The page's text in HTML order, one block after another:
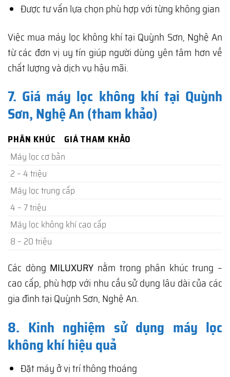
Được tư vấn lựa chọn phù hợp với từng không gian
Việc mua máy lọc không khí tại Quỳnh Sơn, Nghệ An
từ các đơn vị uy tín giúp người dùng yên tâm hơn về
chất lượng và dịch vụ hậu mãi.
7. Giá máy lọc không khí tại Quỳnh
Sơn, Nghệ An (tham khảo)
PHÂN KHÚC
GIÁ THAM KHẢO
Máy lọc cơ bản
2 – 4 triệu
Máy lọc trung cấp
4 – 7 triệu
Máy lọc không khí cao cấp
8 – 20 triệu
Các dòng MILUXURY nằm trong phân khúc trung –
cao cấp, phù hợp với nhu cầu sử dụng lâu dài của các
gia đình tại Quỳnh Sơn, Nghệ An.
8. Kinh nghiệm sử dụng máy lọc
không khí hiệu quả
Đặt máy ở vị trí thông thoáng